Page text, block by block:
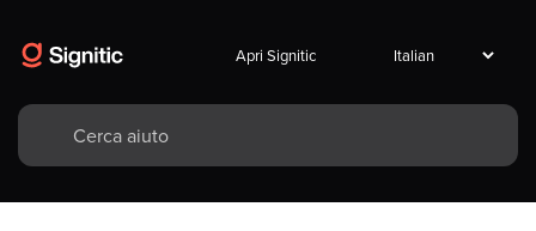
Apri Signitic